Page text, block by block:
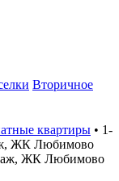
Вторичное
квартиры • 1-
ЖК Любимово
ЖК Любимово